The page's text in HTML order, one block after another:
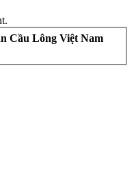
Cầu Lông Việt Nam